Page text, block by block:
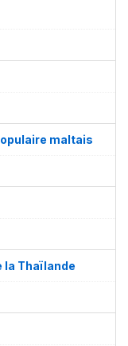
maltais
la Thaïlande